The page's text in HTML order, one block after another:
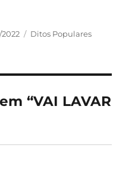
Categorias
Ditos Populares
“VAI LAVAR